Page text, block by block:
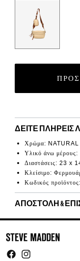
ΔΕΊΤΕ ΠΛΉΡΕΙΣ
Χρώμα: NATURAL
Υλικό άνω
Διαστάσεις: 23 x
Κλείσιμο:
Κωδικός
ΑΠΟΣΤΟΛΉ &
FacebookInstagram